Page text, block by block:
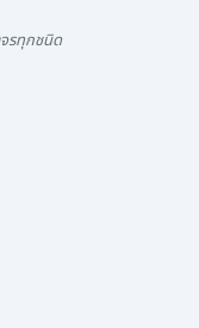
รทุกชนิด